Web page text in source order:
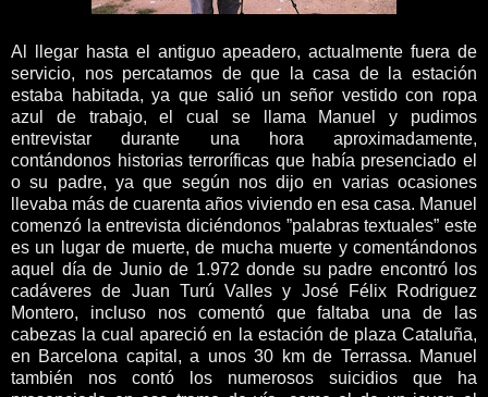
Al llegar hasta el antiguo apeadero, actualmente fuera de
servicio, nos percatamos de que la casa de la estación
estaba habitada, ya que salió un señor vestido con ropa
azul de trabajo, el cual se llama Manuel y pudimos
entrevistar durante una hora aproximadamente,
contándonos historias terroríficas que había presenciado el
o su padre, ya que según nos dijo en varias ocasiones
llevaba más de cuarenta años viviendo en esa casa. Manuel
comenzó la entrevista diciéndonos ”palabras textuales” este
es un lugar de muerte, de mucha muerte y comentándonos
aquel día de Junio de 1.972 donde su padre encontró los
cadáveres de Juan Turú Valles y José Félix Rodriguez
Montero, incluso nos comentó que faltaba una de las
cabezas la cual apareció en la estación de plaza Cataluña,
en Barcelona capital, a unos 30 km de Terrassa. Manuel
también nos contó los numerosos suicidios que ha